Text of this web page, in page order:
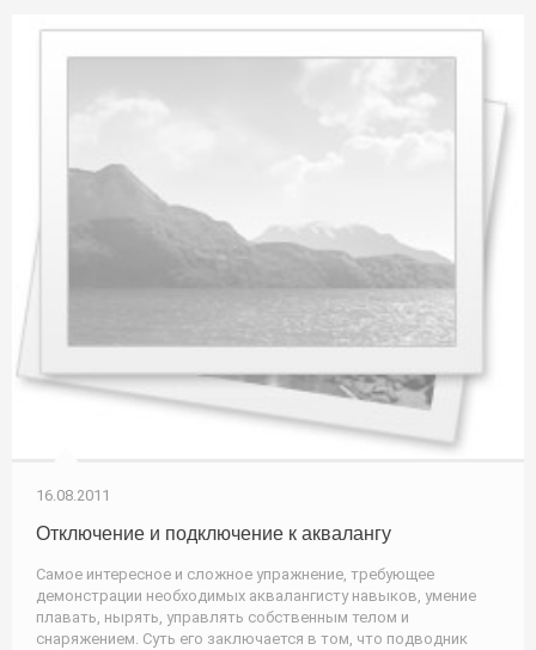
16.08.2011
Отключение и подключение к аквалангу
Самое интересное и сложное упражнение, требующее
демонстрации необходимых аквалангисту навыков, умение
плавать, нырять, управлять собственным телом и
снаряжением. Суть его заключается в том, что подводник